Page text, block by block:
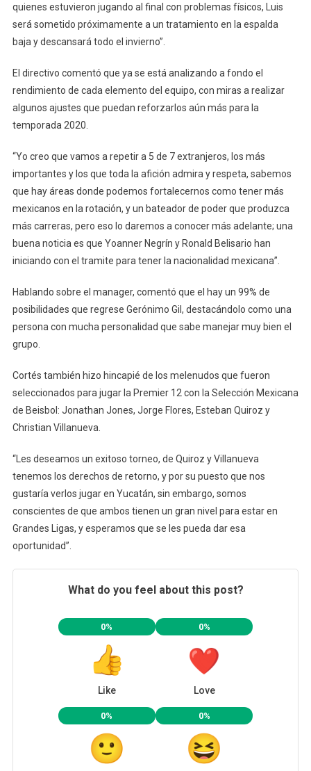
quienes estuvieron jugando al final con problemas físicos, Luis
será sometido próximamente a un tratamiento en la espalda
baja y descansará todo el invierno”.
El directivo comentó que ya se está analizando a fondo el
rendimiento de cada elemento del equipo, con miras a realizar
algunos ajustes que puedan reforzarlos aún más para la
temporada 2020.
“Yo creo que vamos a repetir a 5 de 7 extranjeros, los más
importantes y los que toda la afición admira y respeta, sabemos
que hay áreas donde podemos fortalecernos como tener más
mexicanos en la rotación, y un bateador de poder que produzca
más carreras, pero eso lo daremos a conocer más adelante; una
buena noticia es que Yoanner Negrín y Ronald Belisario han
iniciando con el tramite para tener la nacionalidad mexicana”.
Hablando sobre el manager, comentó que el hay un 99% de
posibilidades que regrese Gerónimo Gil, destacándolo como una
persona con mucha personalidad que sabe manejar muy bien el
grupo.
Cortés también hizo hincapié de los melenudos que fueron
seleccionados para jugar la Premier 12 con la Selección Mexicana
de Beisbol: Jonathan Jones, Jorge Flores, Esteban Quiroz y
Christian Villanueva.
“Les deseamos un exitoso torneo, de Quiroz y Villanueva
tenemos los derechos de retorno, y por su puesto que nos
gustaría verlos jugar en Yucatán, sin embargo, somos
conscientes de que ambos tienen un gran nivel para estar en
Grandes Ligas, y esperamos que se les pueda dar esa
oportunidad”.
What do you feel about this post?
0%
Like
0%
Love
0% 0%